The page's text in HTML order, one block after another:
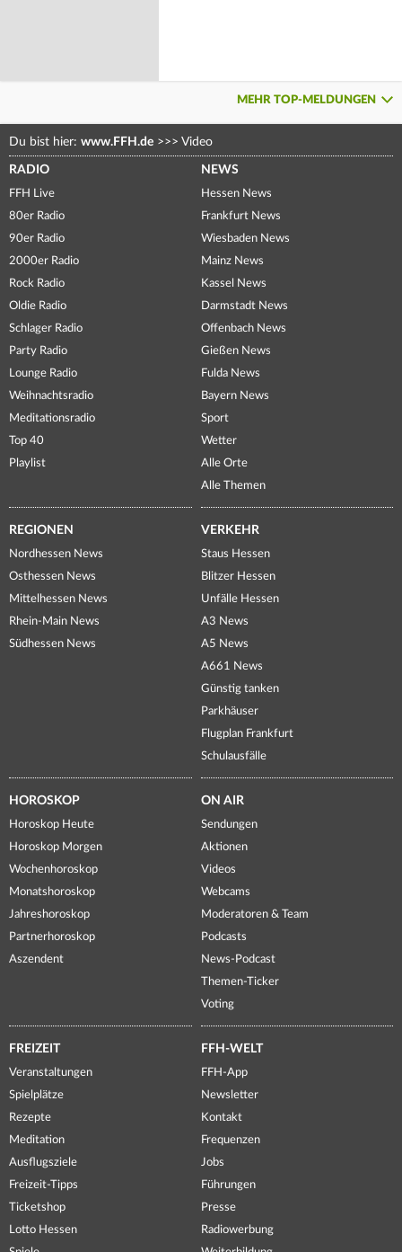
MEHR TOP-MELDUNGEN
Du bist hier: www.FFH.de >>> Video
RADIO
FFH Live
80er Radio
90er Radio
2000er Radio
Rock Radio
Oldie Radio
Schlager Radio
Party Radio
Lounge Radio
Weihnachtsradio
Meditationsradio
Top 40
Playlist
NEWS
Hessen News
Frankfurt News
Wiesbaden News
Mainz News
Kassel News
Darmstadt News
Offenbach News
Gießen News
Fulda News
Bayern News
Sport
Wetter
Alle Orte
Alle Themen
REGIONEN
Nordhessen News
Osthessen News
Mittelhessen News
Rhein-Main News
Südhessen News
VERKEHR
Staus Hessen
Blitzer Hessen
Unfälle Hessen
A3 News
A5 News
A661 News
Günstig tanken
Parkhäuser
Flugplan Frankfurt
Schulausfälle
HOROSKOP
Horoskop Heute
Horoskop Morgen
Wochenhoroskop
Monatshoroskop
Jahreshoroskop
Partnerhoroskop
Aszendent
ON AIR
Sendungen
Aktionen
Videos
Webcams
Moderatoren & Team
Podcasts
News-Podcast
Themen-Ticker
Voting
FREIZEIT
Veranstaltungen
Spielplätze
Rezepte
Meditation
Ausflugsziele
Freizeit-Tipps
Ticketshop
Lotto Hessen
FFH-WELT
FFH-App
Newsletter
Kontakt
Frequenzen
Jobs
Führungen
Presse
Radiowerbung